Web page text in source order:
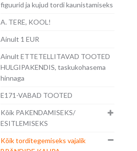
figuurid ja kujud tordi kaunistamiseks
A. TERE, KOOL!
Ainult 1 EUR
Ainult ETTETELLITAVAD TOOTED
HULGIPAKENDIS, taskukohasema
hinnaga
E171-VABAD TOOTED
Kõik PAKENDAMISEKS/
ESITLEMISEKS
Kõik torditegemiseks vajalik